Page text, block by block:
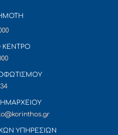
ΚΕΝΤΡΟ
ΥΠΗΡΕΣΙΩΝ